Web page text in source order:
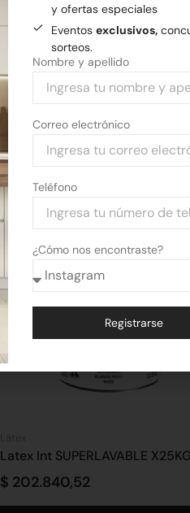
Latex Int SUPERLAVABLE X25KG
$ 202.840,52
y ofertas especiales
Eventos exclusivos,
sorteos.
Nombre y apellido
Correo electrónico
Teléfono
¿Cómo nos encontraste?
Registrarse